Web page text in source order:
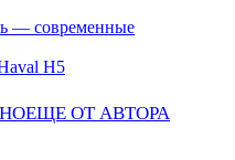
— современные
H5
ЕЩЕ ОТ АВТОРА